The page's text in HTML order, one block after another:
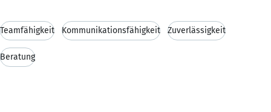
Teamfähigkeit Kommunikationsfähigkeit Zuverlässigkeit
Beratung